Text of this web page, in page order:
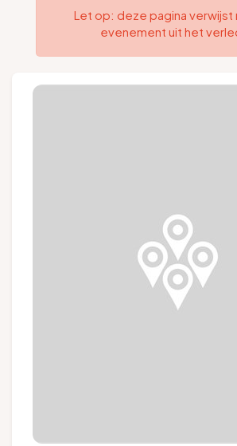
Let op: deze pagina verwijst
evenement uit het